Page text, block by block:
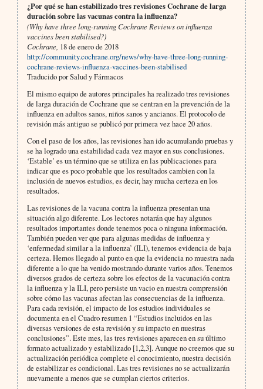
¿Por qué se han estabilizado tres revisiones Cochrane de larga
duración sobre las vacunas contra la influenza?
(Why have three long-running Cochrane Reviews on influenza
vaccines been stabilised?)
Cochrane, 18 de enero de 2018
http://community.cochrane.org/news/why-have-three-long-running-
cochrane-reviews-influenza-vaccines-been-stabilised
Traducido por Salud y Fármacos
El mismo equipo de autores principales ha realizado tres revisiones
de larga duración de Cochrane que se centran en la prevención de la
influenza en adultos sanos, niños sanos y ancianos. El protocolo de
revisión más antiguo se publicó por primera vez hace 20 años.
Con el paso de los años, las revisiones han ido acumulando pruebas y
se ha logrado una estabilidad cada vez mayor en sus conclusiones.
‘Estable’ es un término que se utiliza en las publicaciones para
indicar que es poco probable que los resultados cambien con la
inclusión de nuevos estudios, es decir, hay mucha certeza en los
resultados.
Las revisiones de la vacuna contra la influenza presentan una
situación algo diferente. Los lectores notarán que hay algunos
resultados importantes donde tenemos poca o ninguna información.
También pueden ver que para algunas medidas de influenza y
‘enfermedad similar a la influenza’ (ILI), tenemos evidencia de baja
certeza. Hemos llegado al punto en que la evidencia no muestra nada
diferente a lo que ha venido mostrando durante varios años. Tenemos
diversos grados de certeza sobre los efectos de la vacunación contra
la influenza y la ILI, pero persiste un vacio en nuestra comprensión
sobre cómo las vacunas afectan las consecuencias de la influenza.
Para cada revisión, el impacto de los estudios individuales se
documenta en el Cuadro resumen 1 “Estudios incluidos en las
diversas versiones de esta revisión y su impacto en nuestras
conclusiones”. Este mes, las tres revisiones aparecen en su último
formato actualizado y estabilizado [1,2,3]. Aunque no creemos que su
actualización periódica complete el conocimiento, nuestra decisión
de estabilizar es condicional. Las tres revisiones no se actualizarán
nuevamente a menos que se cumplan ciertos criterios.